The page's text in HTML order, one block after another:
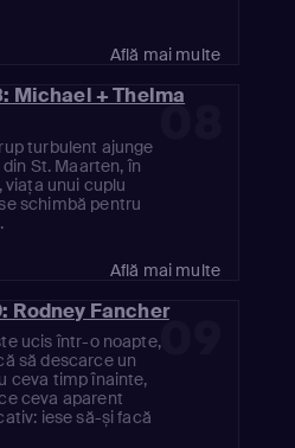
Află mai multe
08
Michael + Thelma
turbulent ajunge
St. Maarten, în
viața unui cuplu
schimbă pentru
Află mai multe
09
Rodney Fancher
ucis într-o noapte,
să descarce un
ceva timp înainte,
ceva aparent
iese să-și facă